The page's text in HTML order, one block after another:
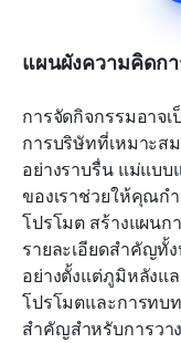
แผนผังความคิดก
การจัดกิจกรรมอาจ
การบริษัทที่เหมาะส
อย่างราบรื่น แม่แบ
ของเราช่วยให้คุณก
โปรโมต สร้างแผนก
รายละเอียดสำคัญทั้
อย่างตั้งแต่ภูมิหลังแ
โปรโมตและการทบ
สำคัญสำหรับการวา